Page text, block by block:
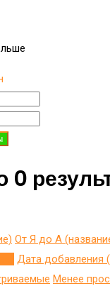
0
От Я до A
Дата добавления
Менее